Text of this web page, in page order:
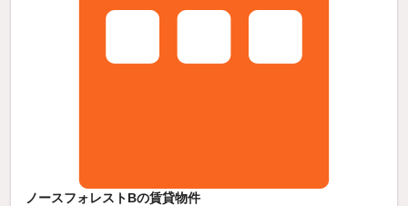
ノースフォレストBの賃貸物件